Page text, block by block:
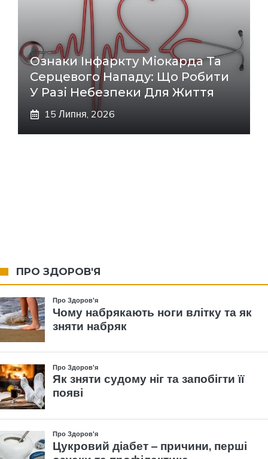
Ознаки Інфаркту Міокарда Та
Серцевого Нападу: Що Робити
У Разі Небезпеки Для Життя
15 Липня, 2026
ПРО ЗДОРОВ'Я